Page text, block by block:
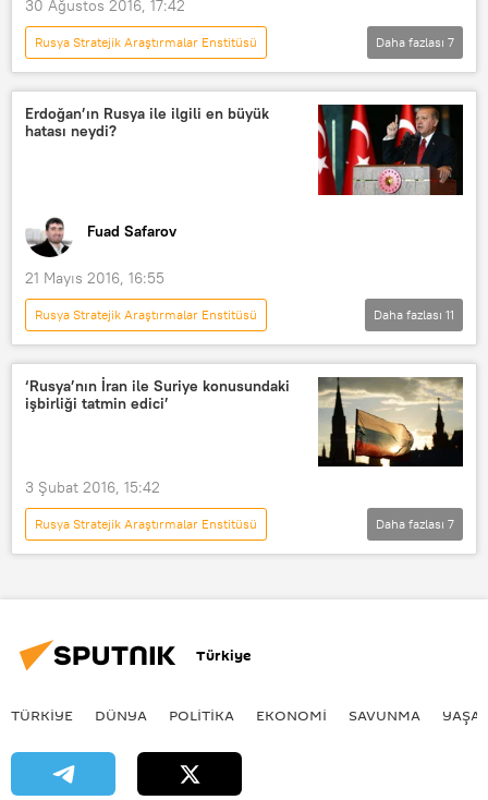
30 Ağustos 2016, 17:42
Rusya Stratejik Araştırmalar Enstitüsü
DÜNYA
Asya & Pasifik
Haberler
Kırgızistan
Ajdar Kurtov
Daha fazlası 7
Erdoğan’ın Rusya ile ilgili en büyük
hatası neydi?
Fuad Safarov
21 Mayıs 2016, 16:55
Rusya Stratejik Araştırmalar Enstitüsü
DÜNYA
Röportajlar
Türkiye
GÖRÜŞ
Haberler
24 Kasım'dan sonra Rusya - Türkiye ilişkileri
Yelena Suponina
Daha fazlası 11
‘Rusya’nın İran ile Suriye konusundaki
işbirliği tatmin edici’
3 Şubat 2016, 15:42
Rusya Stratejik Araştırmalar Enstitüsü
DÜNYA
Ortadoğu
Haberler
Daha fazlası 7
Türkiye
TÜRKIYE DÜNYA POLİTİKA EKONOMİ SAVUNMA